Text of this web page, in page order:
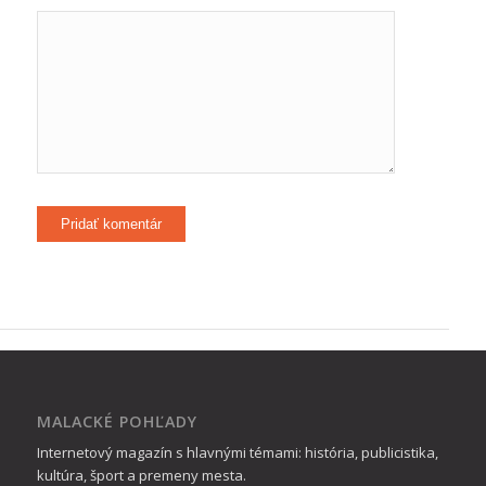
MALACKÉ POHĽADY
Internetový magazín s hlavnými témami: história, publicistika,
kultúra, šport a premeny mesta.